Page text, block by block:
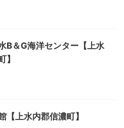
B＆G海洋センター【上水
】
【上水内郡信濃町】